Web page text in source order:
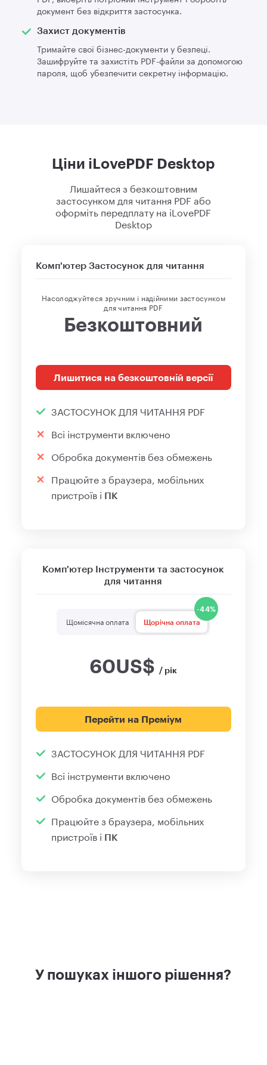
документ без відкриття застосунка.
Захист документів
Тримайте свої бізнес-документи у безпеці.
Зашифруйте та захистіть PDF-файли за допомогою
пароля, щоб убезпечити секретну інформацію.
Ціни iLovePDF Desktop
Лишайтеся з безкоштовним
застосунком для читання PDF або
оформіть передплату на iLovePDF
Desktop
Комп'ютерЗастосунок для читання
Насолоджуйтеся зручним і надійними застосунком
для читання PDF
Безкоштовний
Лишитися на безкоштовній версії
ЗАСТОСУНОК ДЛЯ ЧИТАННЯ PDF
Всі інструменти включено
Обробка документів без обмежень
Працюйте з браузера, мобільних
пристроїв і ПК
Комп'ютер Інструменти та застосунок
для читання
Щомісячна оплата Щорічна оплата
-44%
60US$ / рік
Перейти на Преміум
ЗАСТОСУНОК ДЛЯ ЧИТАННЯ PDF
Всі інструменти включено
Обробка документів без обмежень
Працюйте з браузера, мобільних
пристроїв і ПК
У пошуках іншого рішення?